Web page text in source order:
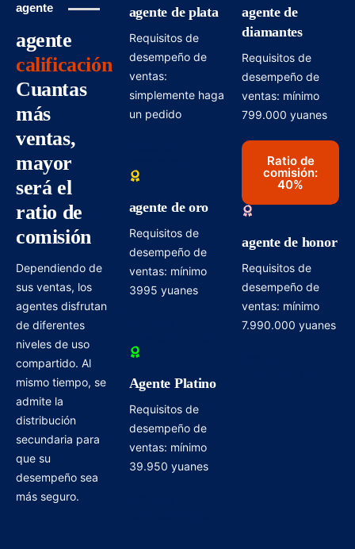
agente
agente
calificación
Cuantas
más
ventas,
mayor
será el
ratio de
comisión
Dependiendo de
sus ventas, los
agentes disfrutan
de diferentes
niveles de uso
compartido. Al
mismo tiempo, se
admite la
distribución
secundaria para
que su
desempeño sea
más seguro.
agente de plata
Requisitos de
desempeño de
ventas:
simplemente haga
un pedido
agente de oro
Requisitos de
desempeño de
ventas: mínimo
3995 yuanes
Agente Platino
Requisitos de
desempeño de
ventas: mínimo
39.950 yuanes
agente de
diamantes
Requisitos de
desempeño de
ventas: mínimo
799.000 yuanes
Ratio de
comisión:
40%
agente de honor
Requisitos de
desempeño de
ventas: mínimo
7.990.000 yuanes